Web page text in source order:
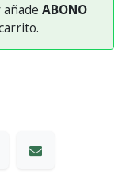
añade ABONO